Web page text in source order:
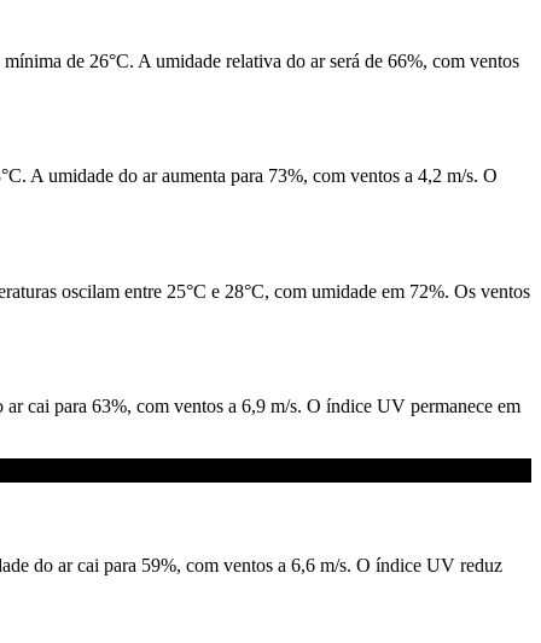
de 26°C. A umidade relativa do ar será de 66%, com ventos
A umidade do ar aumenta para 73%, com ventos a 4,2 m/s. O
oscilam entre 25°C e 28°C, com umidade em 72%. Os ventos
cai para 63%, com ventos a 6,9 m/s. O índice UV permanece em
do ar cai para 59%, com ventos a 6,6 m/s. O índice UV reduz